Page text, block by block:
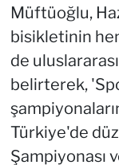
Müftüoğlu,
bisikletinin
de
belirterek,
Türkiye'de
Şampiyonası